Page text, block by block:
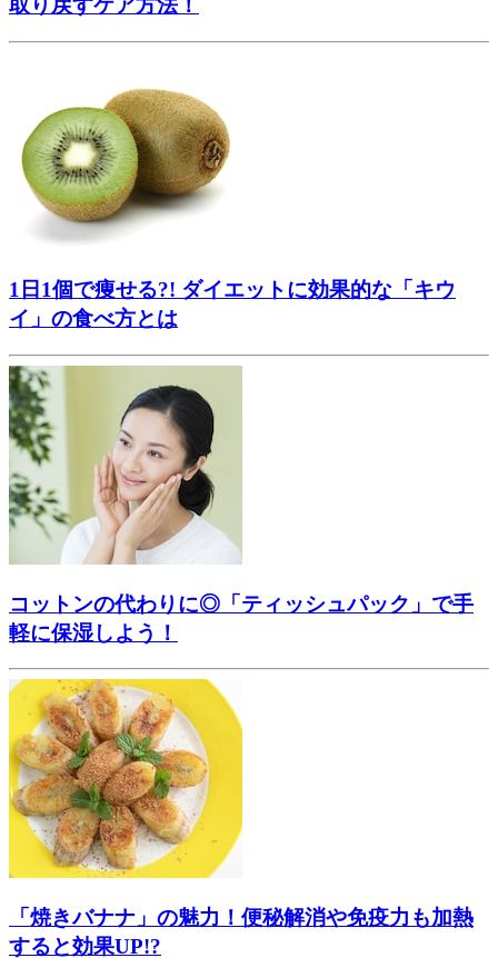
取り戻すケア方法！
1日1個で痩せる?! ダイエットに効果的な「キウ
イ」の食べ方とは
コットンの代わりに◎「ティッシュパック」で手
軽に保湿しよう！
「焼きバナナ」の魅力！便秘解消や免疫力も加熱
すると効果UP!?